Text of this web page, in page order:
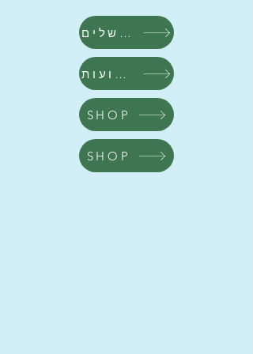
ירושלים
שבועות
SHOP
SHOP